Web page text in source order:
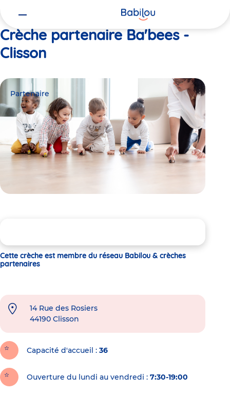
Crèche partenaire Ba'bees -
Clisson
Partenaire
Cette crèche est membre du réseau Babilou & crèches
partenaires
14 Rue des Rosiers
44190 Clisson
Capacité d'accueil 36
Ouverture du lundi au vendredi : 7:30-19:00